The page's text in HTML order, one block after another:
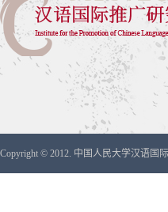
Copyright © 2012. 中国人民大学汉语国